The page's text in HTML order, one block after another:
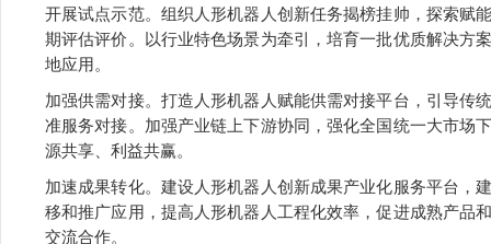
开展试点示范。组织人形机器人创新任务揭榜挂帅，探索赋
期评估评价。以行业特色场景为牵引，培育一批优质解决方
地应用。
加强供需对接。打造人形机器人赋能供需对接平台，引导传
准服务对接。加强产业链上下游协同，强化全国统一大市场
源共享、利益共赢。
加速成果转化。建设人形机器人创新成果产业化服务平台，
移和推广应用，提高人形机器人工程化效率，促进成熟产品
交流合作。